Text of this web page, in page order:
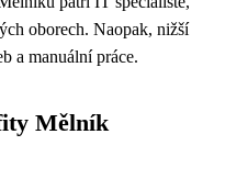
oborech. Naopak, nižší
a manuální práce.
Mělník